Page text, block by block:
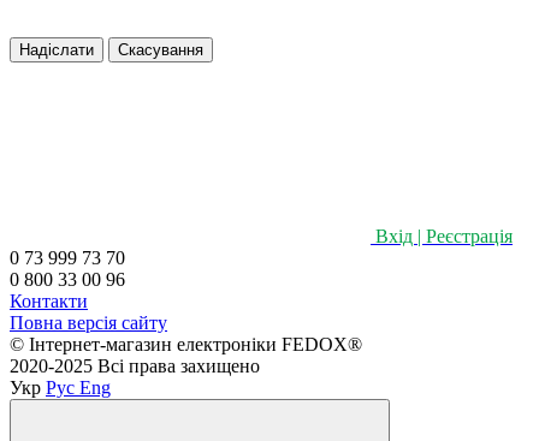
Надіслати Скасування
Вхід | Реєстрація
0 73 999 73 70
0 800 33 00 96
Контакти
Повна версія сайту
©️ Інтернет-магазин електроніки FEDOX®
2020-2025 Всі права захищено
Укр Рус Eng